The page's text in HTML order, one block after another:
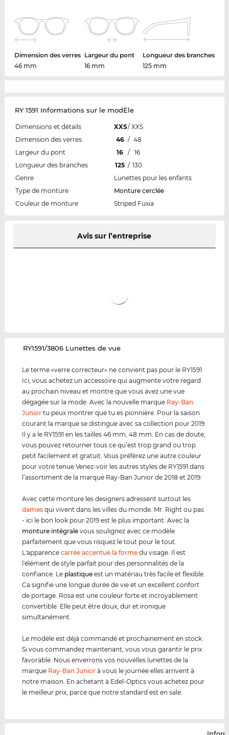
Dimension des verres
46 mm
Largeur du pont
16 mm
Longueur des branches
125 mm
RY 1591 Informations sur le modÈle
Dimensions et détails XXS/ XXS
Dimension des verres
46 / 48
Largeur du pont
16 /
16
Longueur des branches
125 / 130
Genre
Lunettes pour les enfants
Type de monture
Monture cerclée
Couleur de monture
Striped Fuxia
Avis sur l’entreprise
‌RY1591/3806 Lunettes de vue
Le terme «verre correcteur» ne convient pas pour le RY1591.
Ici, vous achetez un accessoire qui augmente votre regard
au prochain niveau et montre que vous avez une vue
dégagée sur la mode. Avec la nouvelle marque Ray-Ban
Junior tu peux montrer que tu es pionnière. Pour la saison
courant la marque se distingue avec sa collection pour 2019.
Il y a le RY1591 en les tailles 46 mm, 48 mm. En cas de doute,
vous pouvez retourner tous ce qu’est trop grand ou trop
petit facilement et gratuit. Vous préférez une autre couleur
pour votre tenue Venez-voir les autres styles de RY1591 dans
l’assortiment de la marque Ray-Ban Junior de 2018 et 2019.
Avec cette monture les designers adressent surtout les
dames qui vivent dans les villes du monde. Mr. Right ou pas
- ici le bon look pour 2019 est le plus important. Avec la
monture intégrale vous soulignez avec ce modèle
parfaitement que vous risquez le tout pour le tout.
L'apparencecarrée accentue la forme du visage. Il est
l'élément de style parfait pour des personnalités de la
confiance. Le plastique est un matériau très facile et flexible.
Ca signifie une longue durée de vie et un excellent confort
de portage. Rosa est une couleur forte et incroyablement
convertible. Elle peut être doux, dur et ironique
simultanément.
Le modèle est déjà commandé et prochainement en stock.
Si vous commandez maintenant, vous vous garantir le prix
favorable. Nous enverrons vos nouvelles lunettes de la
marque Ray-Ban Junior à vous le journée elles arrivent à
notre maison. En achetant à Edel-Optics vous achetez pour
le meilleur prix, parce que notre standard est en sale.